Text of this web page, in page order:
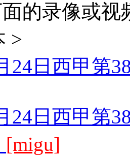
的录像或
>
24日西甲第
24日西甲第
[migu]